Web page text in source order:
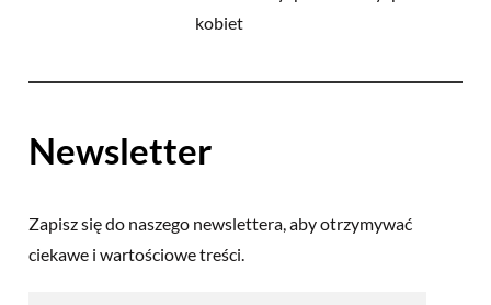
Newsletter
Zapisz się do naszego newslettera, aby otrzymywać
ciekawe i wartościowe treści.